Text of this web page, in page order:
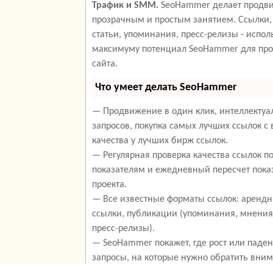
Трафик и SMM. SeoHammer делает
прозрачным и простым занятием.
статьи, упоминания, пресс-релизы -
максимуму потенциал SeoHammer для
сайта.
Что умеет делать SeoHammer
— Продвижение в один клик,
запросов, покупка самых лучших ссылок с
качества у лучших бирж ссылок.
— Регулярная проверка качества ссылок
показателям и ежедневный пересчет
проекта.
— Все известные форматы ссылок:
ссылки, публикации (упоминания,
пресс-релизы).
— SeoHammer покажет, где рост или
запросы, на которые нужно обратить